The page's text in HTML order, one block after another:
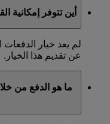
أين تتوفر إمكانية
لم يعد خيار الدفعات
عن تقديم هذا الخيار.
ما هو الدفع من